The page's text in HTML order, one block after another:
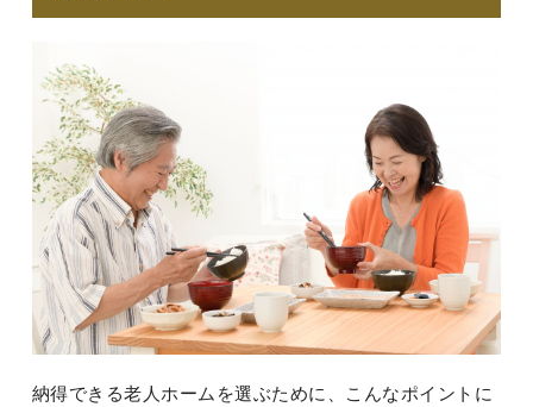
納得できる老人ホームを選ぶために、こんなポイントに